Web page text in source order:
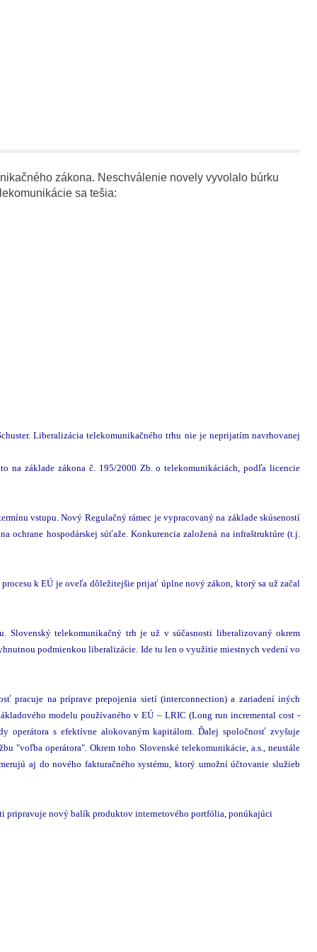
zákona. Neschválenie novely vyvolalo búrku
sa tešia:
Liberalizácia telekomunikačného trhu nie je neprijatím navrhovanej
na základe zákona č. 195/2000 Zb. o telekomunikáciách, podľa licencie
vstupu. Nový Regulačný rámec je vypracovaný na základe skúseností
hospodárskej súťaže. Konkurencia založená na infraštruktúre (t.j.
k EÚ je oveľa dôležitejšie prijať úplne nový zákon, ktorý sa už začal
Slovenský telekomunikačný trh je už v súčasnosti liberalizovaný okrem
podmienkou liberalizácie. Ide tu len o využitie miestnych vedení vo
pracuje na príprave prepojenia sietí (interconnection) a zariadení iných
modelu používaného v EÚ – LRIC (Long run incremental cost -
operátora s efektívne alokovaným kapitálom. Ďalej spoločnosť zvyšuje
"voľba operátora". Okrem toho Slovenské telekomunikácie, a.s., neustále
aj do nového fakturačného systému, ktorý umožní účtovanie služieb
pripravuje nový balík produktov internetového portfólia, ponúkajúci